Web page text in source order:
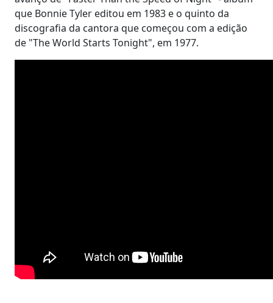
que Bonnie Tyler editou em 1983 e o quinto da
discografia da cantora que começou com a edição
de "The World Starts Tonight", em 1977.